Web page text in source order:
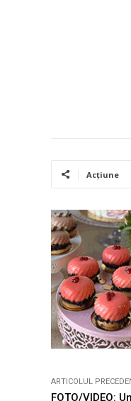
Acțiune
ARTICOLUL
FOTO/VIDEO: